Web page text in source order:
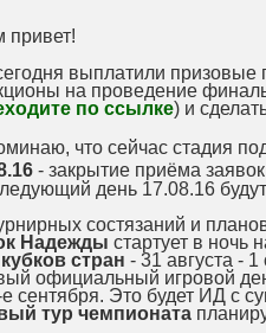
привет!
выплатили призовые
на проведение
по ссылке) и
что сейчас стадия
- закрытие приёма
день 17.08.16
состязаний и
Надежды стартует в ночь
стран - 31 августа -
официальный игровой
сентября. Это будет ИД с
тур чемпионата